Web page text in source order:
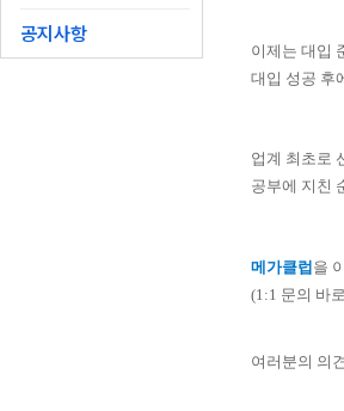
공지사항
이제는 대입
대입 성공 후
업계 최초로
공부에 지친
메가클럽을
(1:1 문의 바
여러분의 의